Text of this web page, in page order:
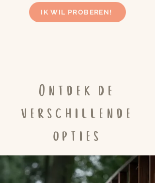
IK WIL PROBEREN!
Ontdek de
verschillende
opties